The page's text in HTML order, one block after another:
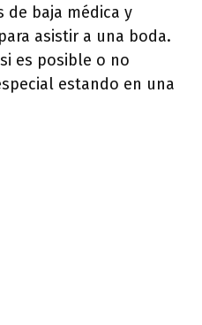
de baja médica y
asistir a una boda.
es posible o no
estando en una